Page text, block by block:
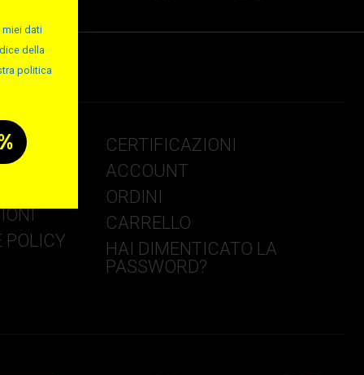
POLICY
CERTIFICAZIONI
ACCOUNT
ORDINI
CARRELLO
HAI DIMENTICATO LA
PASSWORD?
dati
della
politica